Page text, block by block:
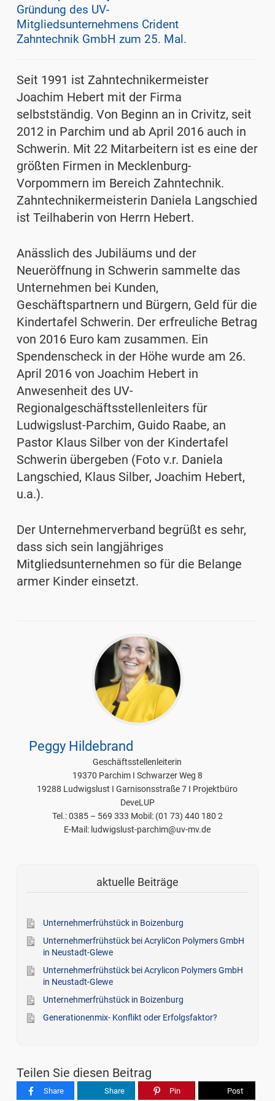
Gründung des UV-
Mitgliedsunternehmens Crident
Zahntechnik GmbH zum 25. Mal.
Seit 1991 ist Zahntechnikermeister
Joachim Hebert mit der Firma
selbstständig. Von Beginn an in Crivitz, seit
2012 in Parchim und ab April 2016 auch in
Schwerin. Mit 22 Mitarbeitern ist es eine der
größten Firmen in Mecklenburg-
Vorpommern im Bereich Zahntechnik.
Zahntechnikermeisterin Daniela Langschied
ist Teilhaberin von Herrn Hebert.
Anässlich des Jubiläums und der
Neueröffnung in Schwerin sammelte das
Unternehmen bei Kunden,
Geschäftspartnern und Bürgern, Geld für die
Kindertafel Schwerin. Der erfreuliche Betrag
von 2016 Euro kam zusammen. Ein
Spendenscheck in der Höhe wurde am 26.
April 2016 von Joachim Hebert in
Anwesenheit des UV-
Regionalgeschäftsstellenleiters für
Ludwigslust-Parchim, Guido Raabe, an
Pastor Klaus Silber von der Kindertafel
Schwerin übergeben (Foto v.r. Daniela
Langschied, Klaus Silber, Joachim Hebert,
u.a.).
Der Unternehmerverband begrüßt es sehr,
dass sich sein langjähriges
Mitgliedsunternehmen so für die Belange
armer Kinder einsetzt.
Peggy Hildebrand
Geschäftsstellenleiterin
19370 Parchim I Schwarzer Weg 8
19288 Ludwigslust I Garnisonsstraße 7 I Projektbüro
DeveLUP
Tel.: 0385 – 569 333 Mobil: (01 73) 440 180 2
E-Mail: ludwigslust-parchim@uv-mv.de
aktuelle Beiträge
Unternehmerfrühstück in Boizenburg
Unternehmerfrühstück bei AcryliCon Polymers GmbH
in Neustadt-Glewe
Unternehmerfrühstück bei Acrylicon Polymers GmbH
in Neustadt-Glewe
Unternehmerfrühstück in Boizenburg
Generationenmix- Konflikt oder Erfolgsfaktor?
Teilen Sie diesen Beitrag
Share Share Pin Post